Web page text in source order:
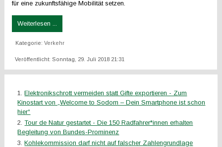
für eine zukunftsfähige Mobilität setzen.
Weiterlesen ...
Kategorie:Verkehr
Veröffentlicht: Sonntag, 29. Juli 2018 21:31
Elektronikschrott vermeiden statt Gifte exportieren - Zum
Kinostart von „Welcome to Sodom – Dein Smartphone ist schon
hier“
Tour de Natur gestartet - Die 150 Radfahrer*innen erhalten
Begleitung von Bundes-Prominenz
Kohlekommission darf nicht auf falscher Zahlengrundlage